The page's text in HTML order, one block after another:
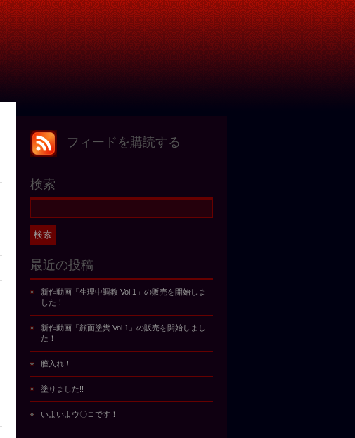
フィードを購読する
検索
最近の投稿
新作動画「生理中調教 Vol.1」の販売を開始しま
した！
新作動画「顔面塗糞 Vol.1」の販売を開始しまし
た！
膣入れ！
塗りました!!
いよいよウ〇コです！